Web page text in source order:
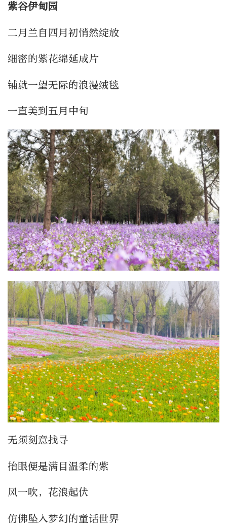
紫谷伊甸园
二月兰自四月初悄然绽放
细密的紫花绵延成片
铺就一望无际的浪漫绒毯
一直美到五月中旬
无须刻意找寻
抬眼便是满目温柔的紫
风一吹，花浪起伏
仿佛坠入梦幻的童话世界